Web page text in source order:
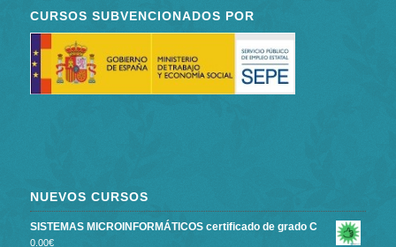
CURSOS SUBVENCIONADOS POR
NUEVOS CURSOS
SISTEMAS MICROINFORMÁTICOS certificado de grado C
0.00€